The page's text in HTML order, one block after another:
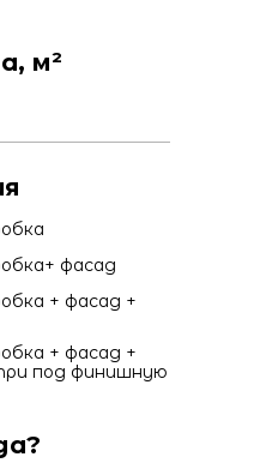
м²
фасад
+ фасад +
+ фасад +
под финишную